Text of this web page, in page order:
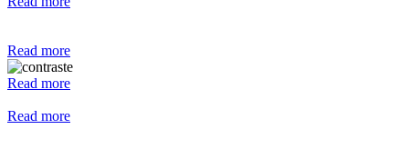
Read more
Read more
Read more